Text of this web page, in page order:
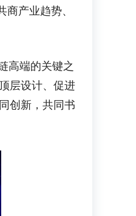
产业趋势、
高端的关键之
层设计、促进
创新，共同书